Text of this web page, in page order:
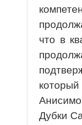
что в
Дубки